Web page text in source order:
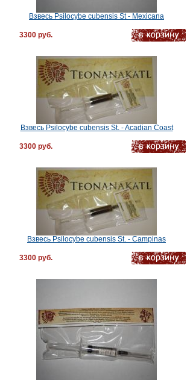
Взвесь Psilocybe cubensis St - Mexicana
3300 руб.
Взвесь Psilocybe cubensis St. - Acadian Coast
3300 руб.
Взвесь Psilocybe cubensis St. - Campinas
3300 руб.